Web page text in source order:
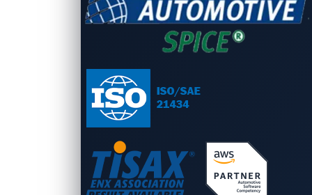
年サイバーセキュリティ・ブレークスルーア
「2023年サイバーセキュリティ・ブレークスルーアワ
ード 統合管理侵入検知ソリューション（IDS）の年間
最優秀賞」の受賞においては、VicOneのフリクション
レス侵入検知・防止システム（IDPS）である、